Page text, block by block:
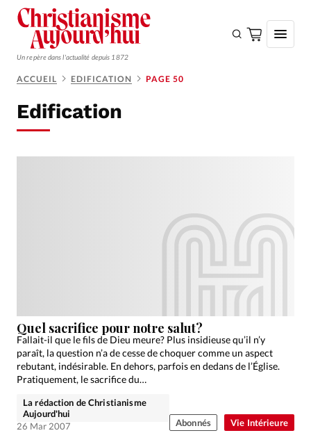
Un repère dans l'actualité depuis 1872
Monde
Devise: CHF
RUBRIQUES
Tous les articles
Actualité chrétienne
Actualité internationale
Dossier
Génération réveil
Monde
ACCUEIL EDIFICATION PAGE 50
Edification
Vie Intérieure
Quel sacrifice pour notre salut?
Fallait-il que le fils de Dieu meure? Plus insidieuse qu’il n’y
paraît, la question n’a de cesse de choquer comme un aspect
rebutant, indésirable. En dehors, parfois en dedans de l’Église.
Pratiquement, le sacrifice du…
La rédaction de Christianisme
Aujourd'hui
26 Mar 2007
Abonnés